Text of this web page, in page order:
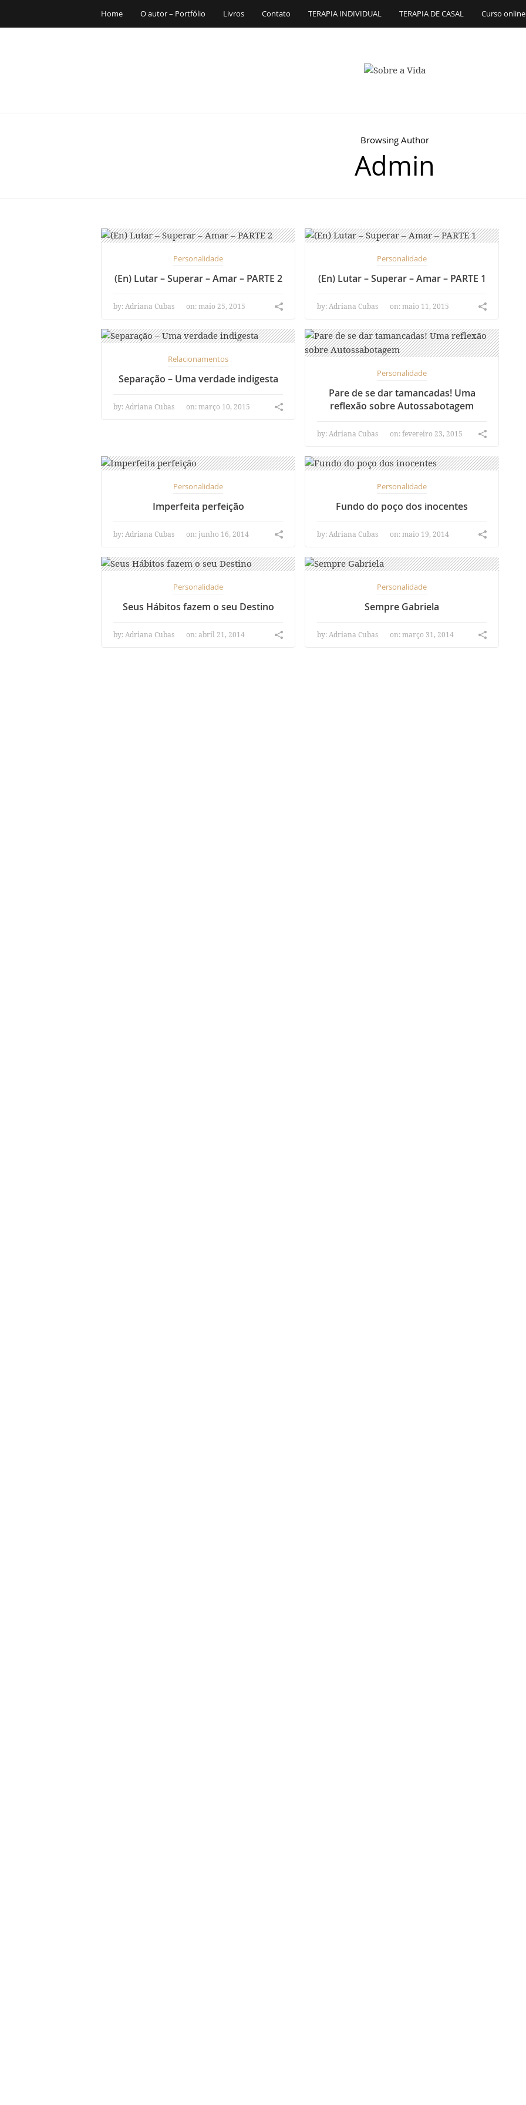
Home O autor – Portfólio Livros Contato TERAPIA INDIVIDUAL TERAPIA DE CASAL Curso
Browsing Author
Admin
Personalidade
(En) Lutar – Superar – Amar – PARTE 2
by:Adriana Cubas on: maio 25, 2015
Personalidade
(En) Lutar – Superar – Amar – PARTE 1
by:Adriana Cubas on: maio 11, 2015
Relacionamentos
Separação – Uma verdade indigesta
by:Adriana Cubas on: março 10, 2015
Personalidade
Pare de se dar tamancadas! Uma
reflexão sobre Autossabotagem
by:Adriana Cubas on: fevereiro 23, 2015
Personalidade
Imperfeita perfeição
by:Adriana Cubas on: junho 16, 2014
Personalidade
Fundo do poço dos inocentes
by:Adriana Cubas on: maio 19, 2014
Personalidade
Seus Hábitos fazem o seu Destino
by:Adriana Cubas on: abril 21, 2014
Personalidade
Sempre Gabriela
by:Adriana Cubas on: março 31, 2014